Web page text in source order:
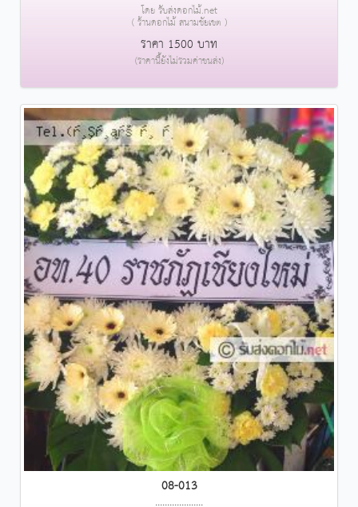
โดย รับส่งดอกไม้.net
( ร้านดอกไม้ สนามชัยเขต )
ราคา 1500 บาท
(ราคานี้ยังไม่รวมค่าขนส่ง)
08-013
....................